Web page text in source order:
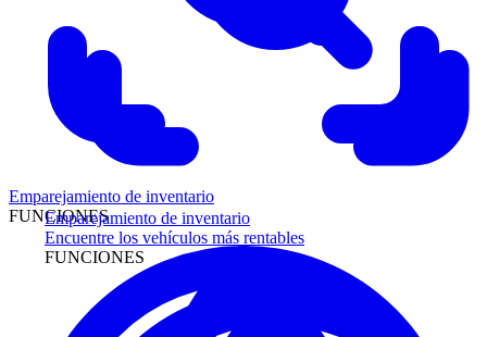
Emparejamiento de inventario
Encuentre los vehículos más rentables
FUNCIONES
Emparejamiento de inventario
FUNCIONES